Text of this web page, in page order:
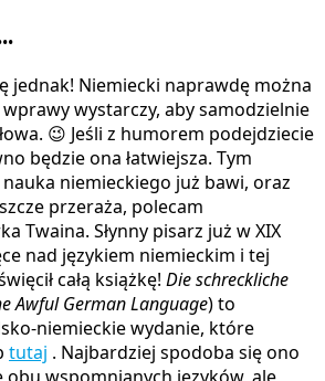
jednak! Niemiecki naprawdę można
wystarczy, aby samodzielnie
😉 Jeśli z humorem podejdziecie
będzie ona łatwiejsza. Tym
niemieckiego już bawi, oraz
przeraża, polecam
Twaina. Słynny pisarz już w XIX
nad językiem niemieckim i tej
całą książkę! Die schreckliche
Awful German Language) to
niemieckie wydanie, które
tutaj . Najbardziej spodoba się ono